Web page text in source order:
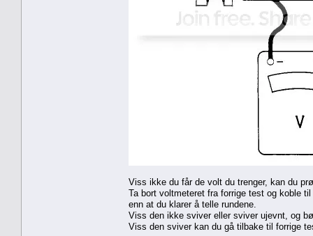
Viss ikke du får de volt du trenger, kan du
Ta bort voltmeteret fra forrige test og koble
enn at du klarer å telle rundene.
Viss den ikke sviver eller sviver ujevnt, og
Viss den sviver kan du gå tilbake til forrige